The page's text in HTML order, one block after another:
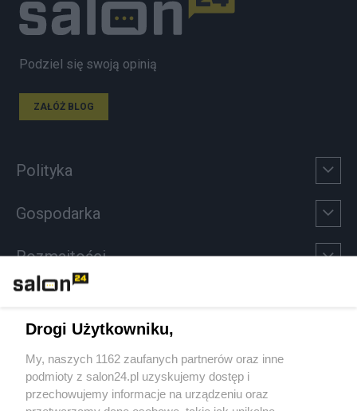
Podziel się swoją opinią
ZAŁÓŻ BLOG
Polityka
Gospodarka
Rozmaitości
Sport
Społeczeństwo
Drogi Użytkowniku,
My, naszych 1162 zaufanych partnerów oraz inne
podmioty z salon24.pl uzyskujemy dostęp i
przechowujemy informacje na urządzeniu oraz